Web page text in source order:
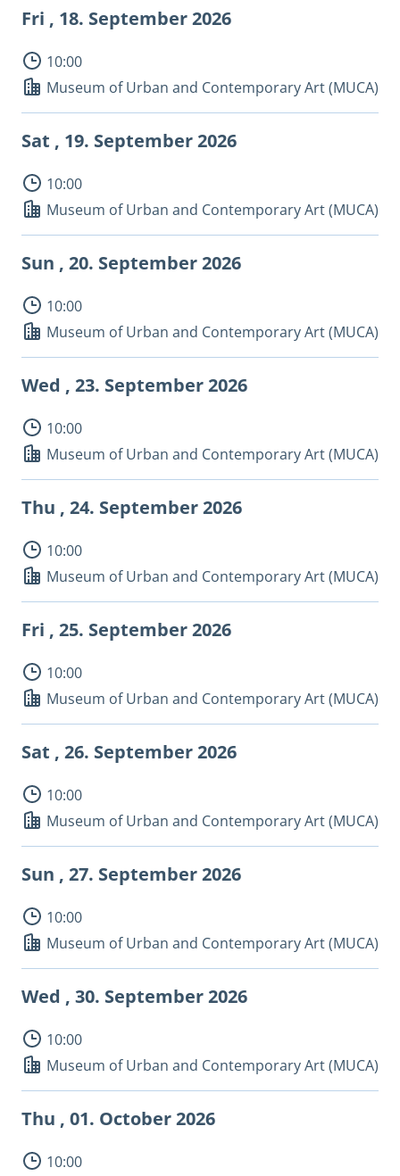
Fri , 18. September 2026
10:00
Museum of Urban and Contemporary Art (MUCA)
Sat , 19. September 2026
10:00
Museum of Urban and Contemporary Art (MUCA)
Sun , 20. September 2026
10:00
Museum of Urban and Contemporary Art (MUCA)
Wed , 23. September 2026
10:00
Museum of Urban and Contemporary Art (MUCA)
Thu , 24. September 2026
10:00
Museum of Urban and Contemporary Art (MUCA)
Fri , 25. September 2026
10:00
Museum of Urban and Contemporary Art (MUCA)
Sat , 26. September 2026
10:00
Museum of Urban and Contemporary Art (MUCA)
Sun , 27. September 2026
10:00
Museum of Urban and Contemporary Art (MUCA)
Wed , 30. September 2026
10:00
Museum of Urban and Contemporary Art (MUCA)
Thu , 01. October 2026
10:00